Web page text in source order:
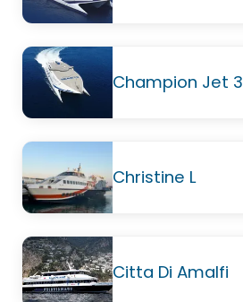
Champion Jet 3
Christine L
Citta Di Amalfi